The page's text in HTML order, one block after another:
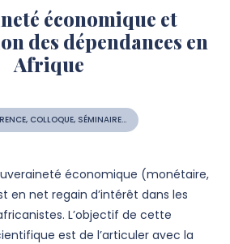
économique et
des dépendances en
Afrique
COLLOQUE, SÉMINAIRE...
économique (monétaire,
en net regain d’intérêt dans les
L’objectif de cette
est de l’articuler avec la